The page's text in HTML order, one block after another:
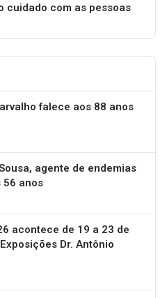
cuidado com as pessoas
falece aos 88 anos
agente de endemias
56 anos
acontece de 19 a 23 de
Dr. Antônio